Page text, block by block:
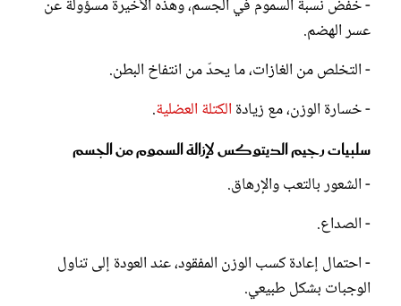
- خفض نسبة السموم في الجسم، وهذه الأخيرة مسؤولة عن
عسر الهضم.
- التخلص من الغازات، ما يحدّ من انتفاخ البطن.
- خسارة الوزن، مع زيادة الكتلة العضلية.
سلبيات رجيم الديتوكس لإزالة السموم من الجسم
- الشعور بالتعب والإرهاق.
- الصداع.
- احتمال إعادة كسب الوزن المفقود، عند العودة إلى تناول
الوجبات بشكل طبيعي.